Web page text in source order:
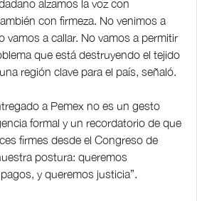
alzamos la voz con
con firmeza. No venimos a
vamos a callar. No vamos a permitir
que está destruyendo el tejido
región clave para el país, señaló.
a Pemex no es un gesto
formal y un recordatorio de que
firmes desde el Congreso de
postura: queremos
y queremos justicia”.